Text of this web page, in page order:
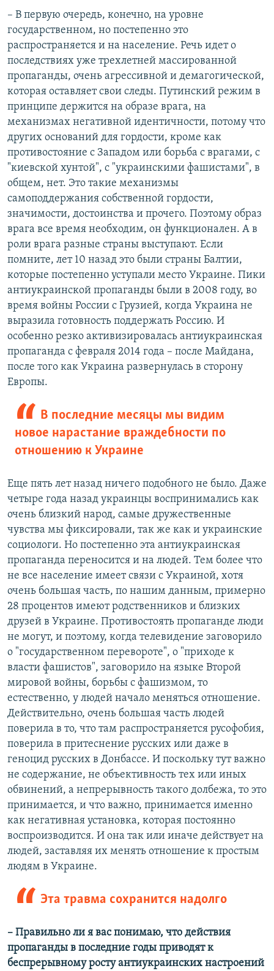
– В первую очередь, конечно, на уровне
государственном, но постепенно это
распространяется и на население. Речь идет о
последствиях уже трехлетней массированной
пропаганды, очень агрессивной и демагогической,
которая оставляет свои следы. Путинский режим в
принципе держится на образе врага, на
механизмах негативной идентичности, потому что
других оснований для гордости, кроме как
противостояние с Западом или борьба с врагами, с
"киевской хунтой", с "украинскими фашистами", в
общем, нет. Это такие механизмы
самоподдержания собственной гордости,
значимости, достоинства и прочего. Поэтому образ
врага все время необходим, он функционален. А в
роли врага разные страны выступают. Если
помните, лет 10 назад это были страны Балтии,
которые постепенно уступали место Украине. Пики
антиукраинской пропаганды были в 2008 году, во
время войны России с Грузией, когда Украина не
выразила готовность поддержать Россию. И
особенно резко активизировалась антиукраинская
пропаганда с февраля 2014 года – после Майдана,
после того как Украина развернулась в сторону
Европы.
В последние месяцы мы видим
новое нарастание враждебности по
отношению к Украине
Еще пять лет назад ничего подобного не было. Даже
четыре года назад украинцы воспринимались как
очень близкий народ, самые дружественные
чувства мы фиксировали, так же как и украинские
социологи. Но постепенно эта антиукраинская
пропаганда переносится и на людей. Тем более что
не все население имеет связи с Украиной, хотя
очень большая часть, по нашим данным, примерно
28 процентов имеют родственников и близких
друзей в Украине. Противостоять пропаганде люди
не могут, и поэтому, когда телевидение заговорило
о "государственном перевороте", о "приходе к
власти фашистов", заговорило на языке Второй
мировой войны, борьбы с фашизмом, то
естественно, у людей начало меняться отношение.
Действительно, очень большая часть людей
поверила в то, что там распространяется русофобия,
поверила в притеснение русских или даже в
геноцид русских в Донбассе. И поскольку тут важно
не содержание, не объективность тех или иных
обвинений, а непрерывность такого долбежа, то это
принимается, и что важно, принимается именно
как негативная установка, которая постоянно
воспроизводится. И она так или иначе действует на
людей, заставляя их менять отношение к простым
людям в Украине.
Эта травма сохранится надолго
–​ Правильно ли я вас понимаю, что действия
пропаганды в последние годы приводят к
беспрерывному росту антиукраинских настроений